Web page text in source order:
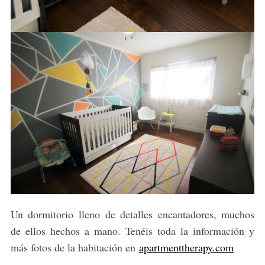
Un dormitorio lleno de detalles encantadores, muchos
de ellos hechos a mano. Tenéis toda la información y
más fotos de la habitación en apartmenttherapy.com
f
o
r
: